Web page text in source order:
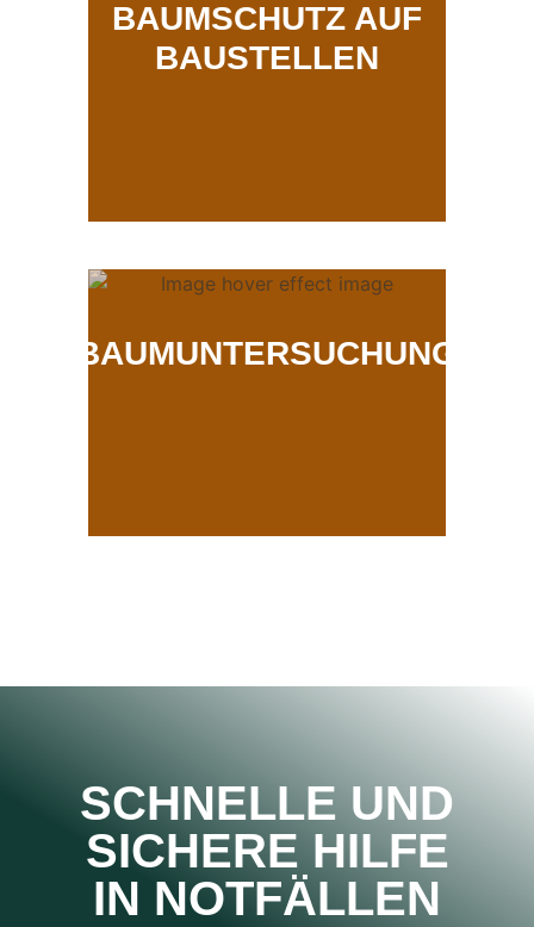
BAUMSCHUTZ AUF
BAUSTELLEN
BAUMUNTERSUCHUNG
SCHNELLE UND
SICHERE HILFE
IN NOTFÄLLEN